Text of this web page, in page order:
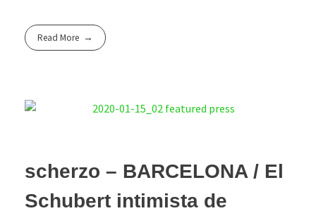
Read More
scherzo – BARCELONA / El
Schubert intimista de